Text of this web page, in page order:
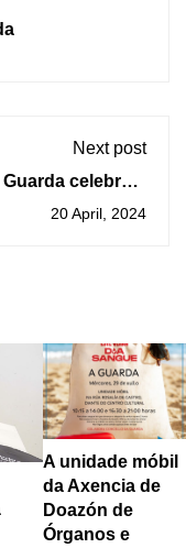
Next post
celebra o
Día do Libro con
20 April, 2024
A unidade móbil
da Axencia de
Doazón de
Órganos e